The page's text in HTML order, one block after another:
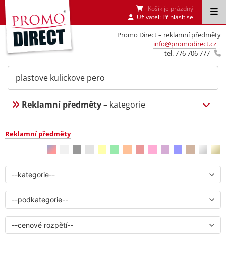
Promo Direct – reklamní předměty
info@promodirect.cz
tel. 776 706 777
Košík je prázdný
Uživatel: Přihlásit se
Reklamní předměty– kategorie
Reklamní předměty